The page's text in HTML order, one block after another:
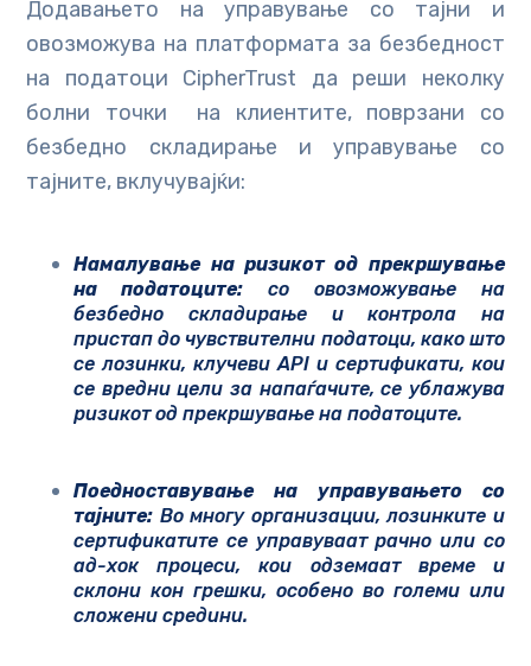
Додавањето на управување со тајни и
овозможува на платформата за безбедност
на податоци CipherTrust да реши неколку
болни точки на клиентите, поврзани со
безбедно складирање и управување со
тајните, вклучувајќи:
Намалување на ризикот од прекршување
на податоците: со овозможување на
безбедно складирање и контрола на
пристап до чувствителни податоци, како што
се лозинки, клучеви API и сертификати, кои
се вредни цели за напаѓачите, се ублажува
ризикот од прекршување на податоците.
Поедноставување на управувањето со
тајните: Во многу организации, лозинките и
сертификатите се управуваат рачно или со
ад-хок процеси, кои одземаат време и
склони кон грешки, особено во големи или
сложени средини.